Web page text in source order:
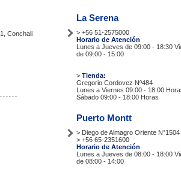
Conchali
La Serena
> +56 51-2575000
Horario de Atención
Lunes a Jueves de 09:00 - 18:30
de 09:00 - 15:00
> Tienda:
Gregorio Cordovez Nº484
Lunes a Viernes 09:00 - 18:00
Sábado 09:00 - 18:00 Horas
Puerto Montt
> Diego de Almagro Oriente N°1504
> +56 65-2351600
Horario de Atención
Lunes a Jueves de 08:00 - 18:00
de 08:00 - 14:00